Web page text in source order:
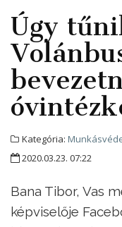
Úgy
Kategória:
2020.03.23. 07:22
Bana Tibor, Vas
képviselője